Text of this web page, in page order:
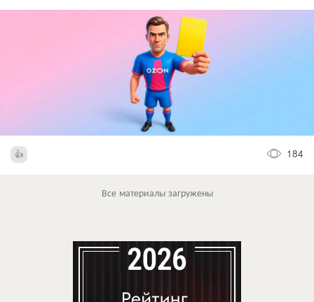
184
Все материалы загружены